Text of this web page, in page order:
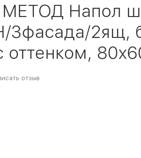
МЕТОД Напол
3фасада/2ящ,
оттенком,
отзыв